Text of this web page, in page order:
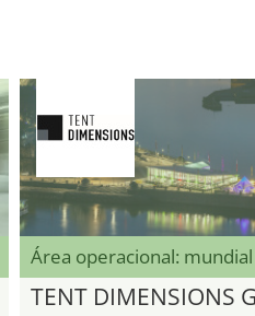
Área operacional: mundial
TENT DIMENSIONS